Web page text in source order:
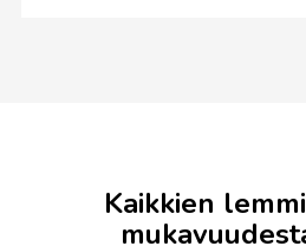
Kaikkien